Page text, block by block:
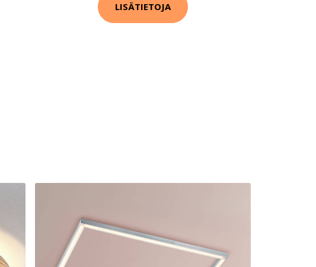
LISÄTIETOJA